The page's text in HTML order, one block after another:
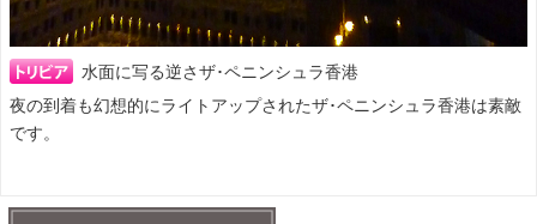
水面に写る逆さザ･ペニンシュラ香港
夜の到着も幻想的にライトアップされたザ･ペニンシュラ香港は素敵
です。